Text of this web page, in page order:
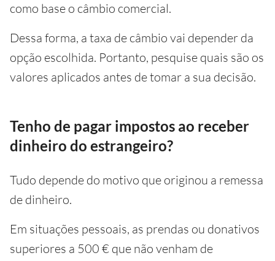
como base o câmbio comercial.
Dessa forma, a taxa de câmbio vai depender da
opção escolhida. Portanto, pesquise quais são os
valores aplicados antes de tomar a sua decisão.
Tenho de pagar impostos ao receber
dinheiro do estrangeiro?
Tudo depende do motivo que originou a remessa
de dinheiro.
Em situações pessoais, as prendas ou donativos
superiores a 500 € que não venham de